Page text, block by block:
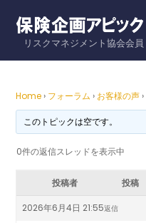
contentリスクマネジメント協会会員
Home › フォーラム › お客様の声 ›
このトピックは空です。
0件の返信スレッドを表示中
投稿者 投稿
2026年6月4日 21:55返信